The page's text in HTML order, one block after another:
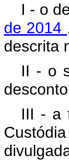
I - o
de 2014
descrita
II - o
III - a